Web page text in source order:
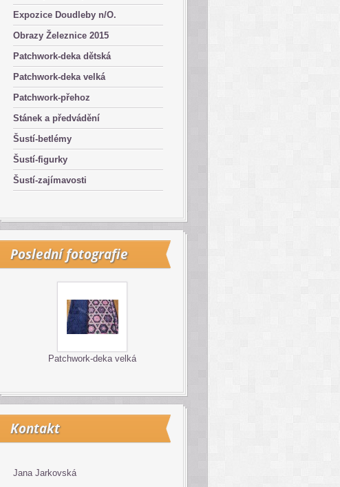
Expozice Doudleby n/O.
Obrazy Železnice 2015
Patchwork-deka dětská
Patchwork-deka velká
Patchwork-přehoz
Stánek a předvádění
Šustí-betlémy
Šustí-figurky
Šustí-zajímavosti
Poslední fotografie
Patchwork-deka velká
Kontakt
Jana Jarkovská